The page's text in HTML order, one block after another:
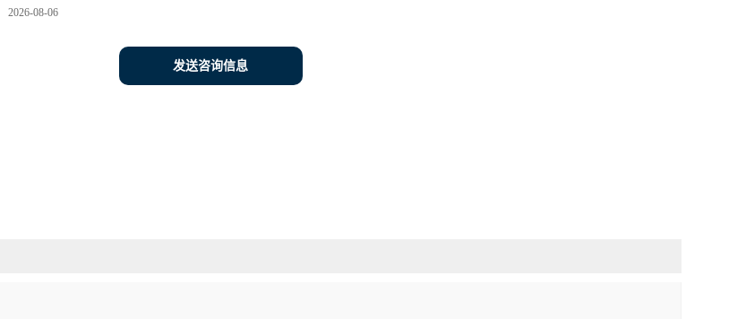
2026-08-06
发送咨询信息